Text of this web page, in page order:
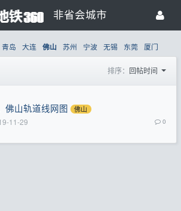
非省会城市
青岛 大连 佛山 苏州 宁波 无锡 东莞 厦门
排序： 回帖时间
佛山轨道线网图 佛山
11-29 0